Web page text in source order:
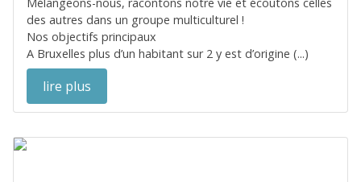
des autres dans un groupe multiculturel !
Nos objectifs principaux
A Bruxelles plus d’un habitant sur 2 y est d’origine (...)
lire plus